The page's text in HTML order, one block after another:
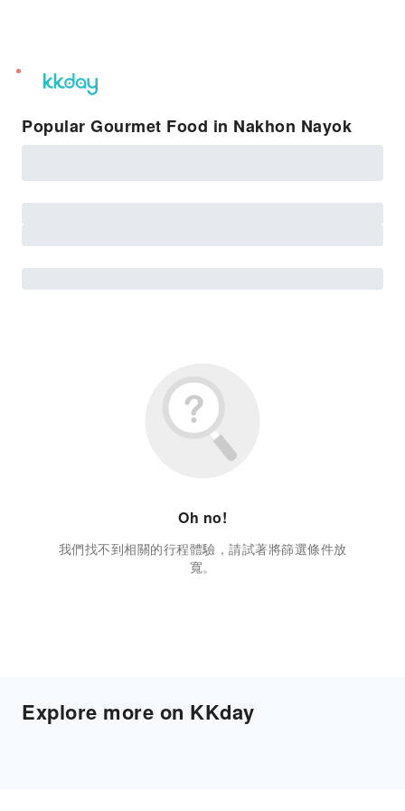
unread
notifications
Popular Gourmet Food in Nakhon Nayok
Oh no!
我們找不到相關的行程體驗，請試著將篩選條件放
寬。
Explore more on KKday